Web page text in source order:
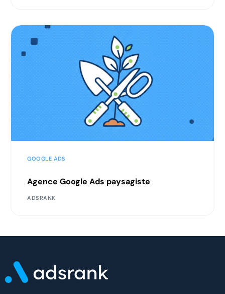
GOOGLE ADS
Agence Google Ads paysagiste
ADSRANK